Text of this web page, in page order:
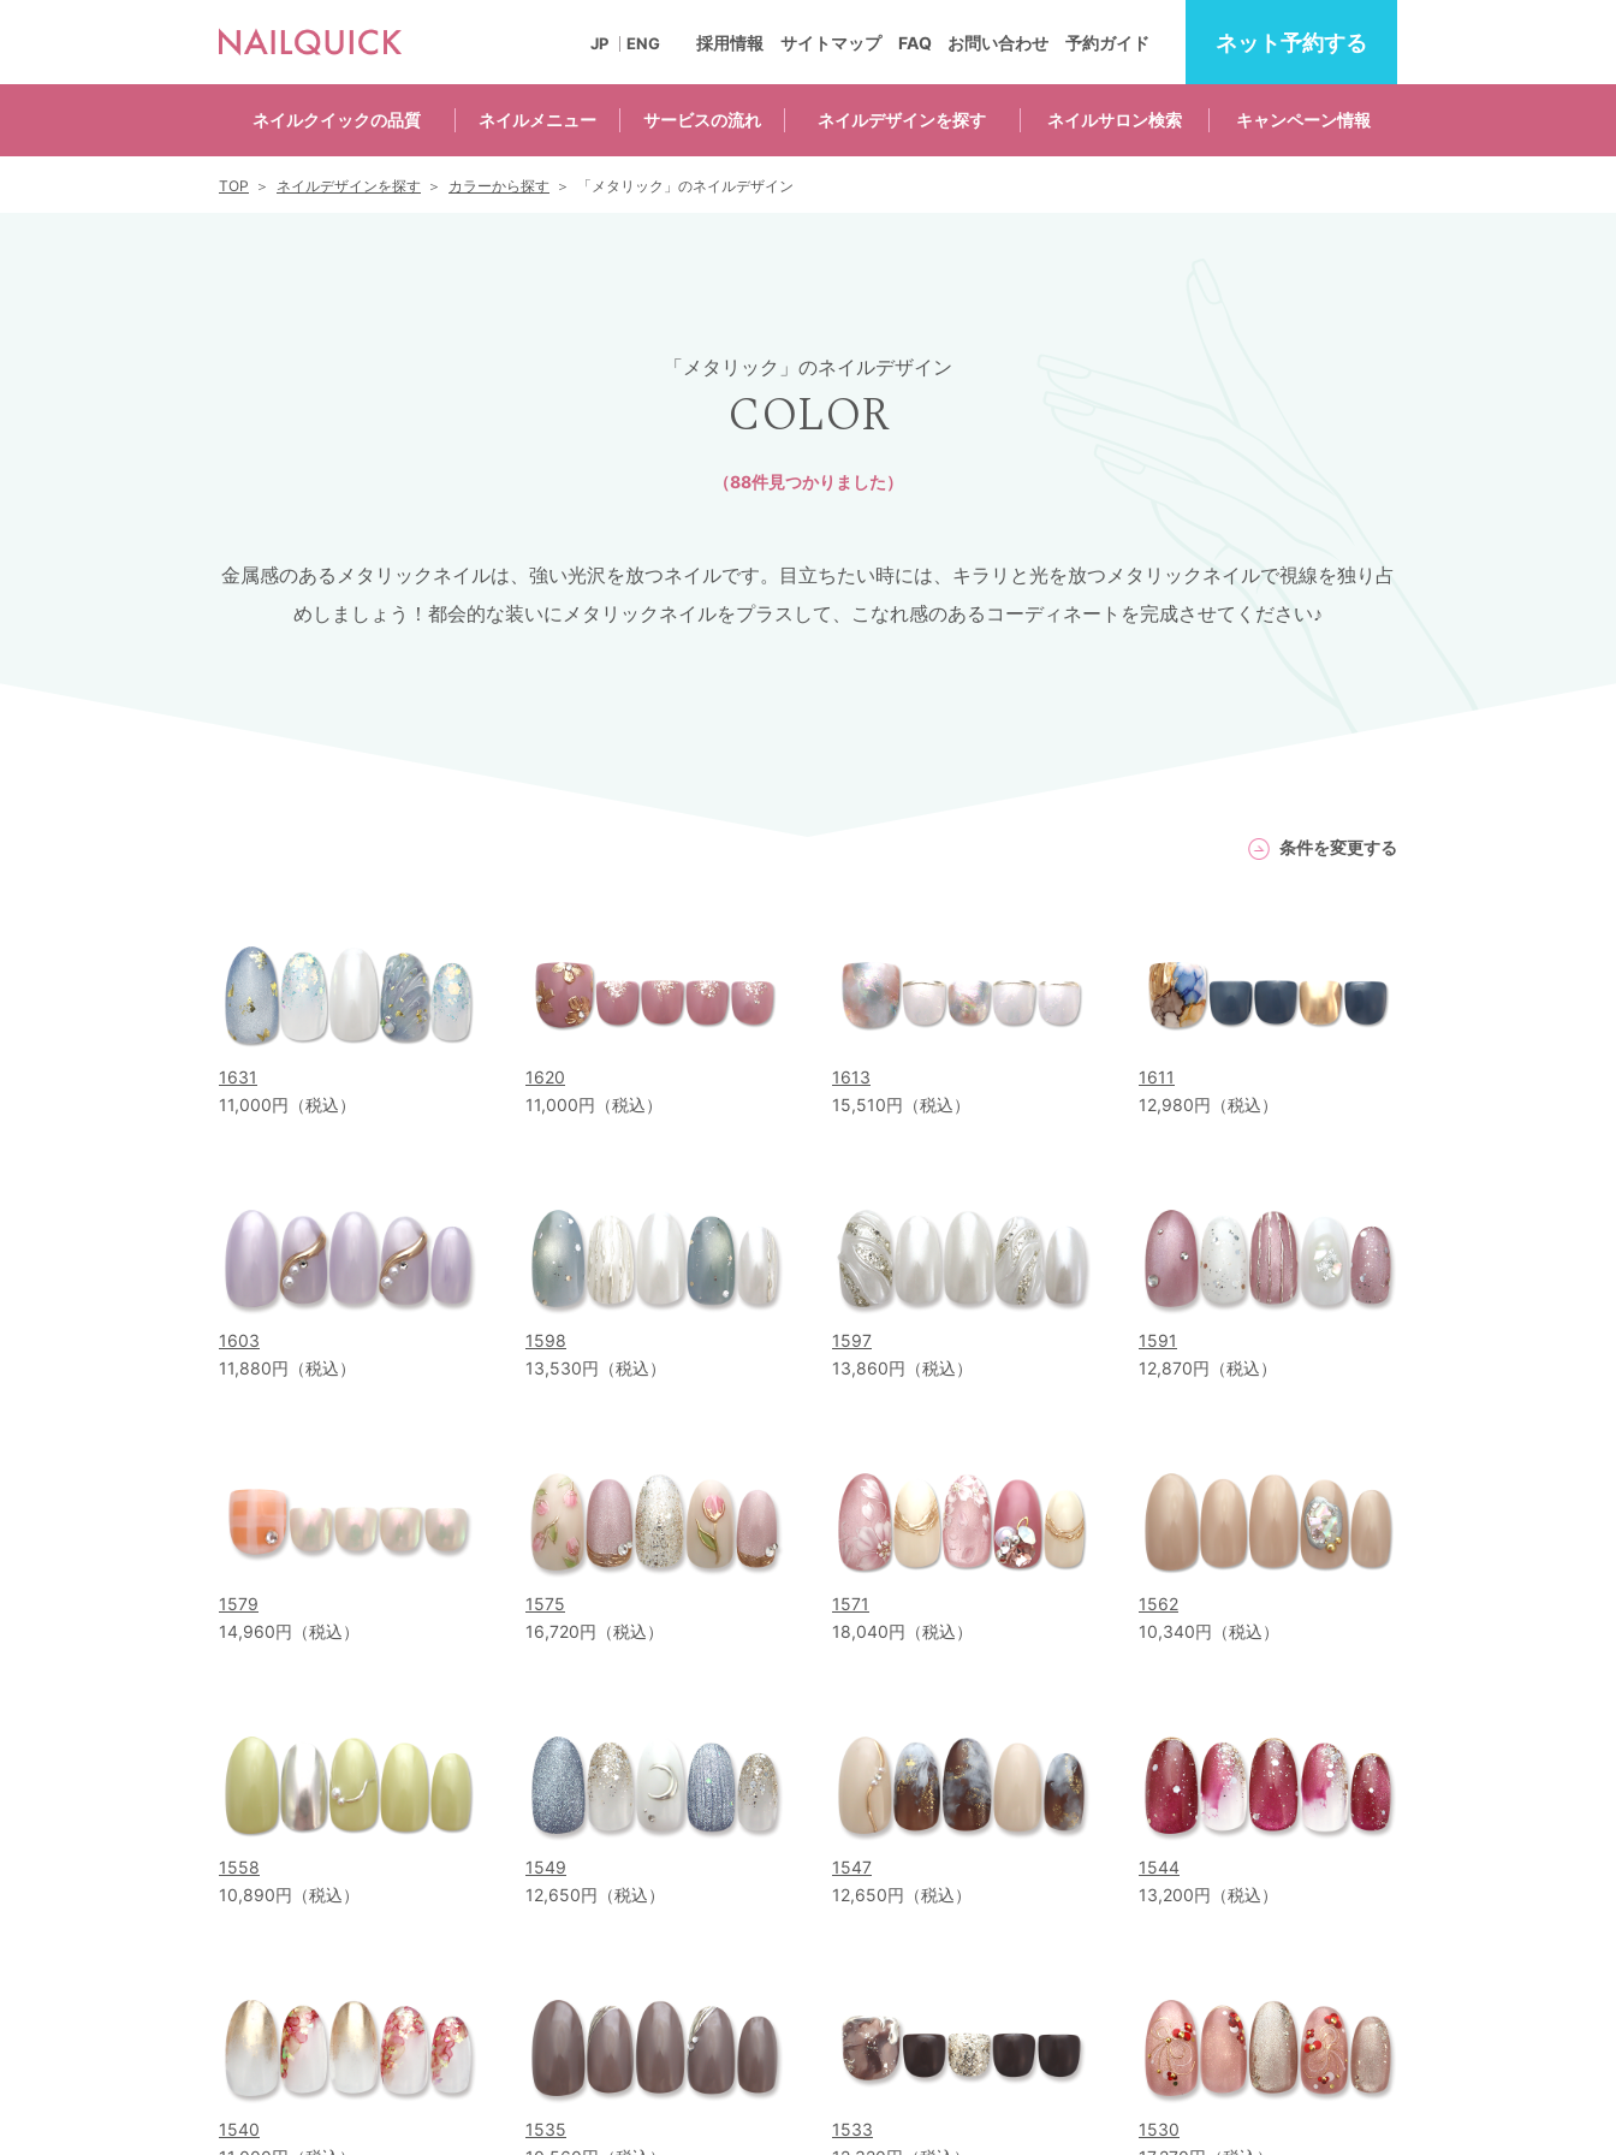
ネット予約する
ネイルクイックの品質 ネイルメニュー サービスの流れ ネイルデザインを探す ネイルサロン検索 キャンペーン情報
採用情報 サイトマップ FAQ お問い合わせ 予約ガイド
JP ENG
「メタリック」のネイルデザイン
COLOR
（88件見つかりました）
金属感のあるメタリックネイルは、強い光沢を放つネイルです。目立ちたい時には、キラリと光を放つメタリックネイルで視線を独り占
めしましょう！都会的な装いにメタリックネイルをプラスして、こなれ感のあるコーディネートを完成させてください♪
条件を変更する
1631
11,000円（税込）
1620
11,000円（税込）
1613
15,510円（税込）
1611
12,980円（税込）
1603
11,880円（税込）
1598
13,530円（税込）
1597
13,860円（税込）
1591
12,870円（税込）
1579
14,960円（税込）
1575
16,720円（税込）
1571
18,040円（税込）
1562
10,340円（税込）
1558
10,890円（税込）
1549
12,650円（税込）
1547
12,650円（税込）
1544
13,200円（税込）
1540
1535
1533
1530
TOP ネイルデザインを探す カラーから探す 「メタリック」のネイルデザイン